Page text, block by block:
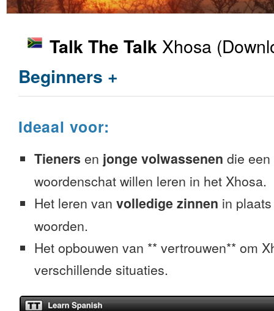
Talk The Talk Xhosa
Beginners +
Ideaal voor:
Tieners en jonge volwassenen die
woordenschat willen leren in het Xhosa.
Het leren van volledige zinnen in
woorden.
Het opbouwen van ** vertrouwen** om
verschillende situaties.